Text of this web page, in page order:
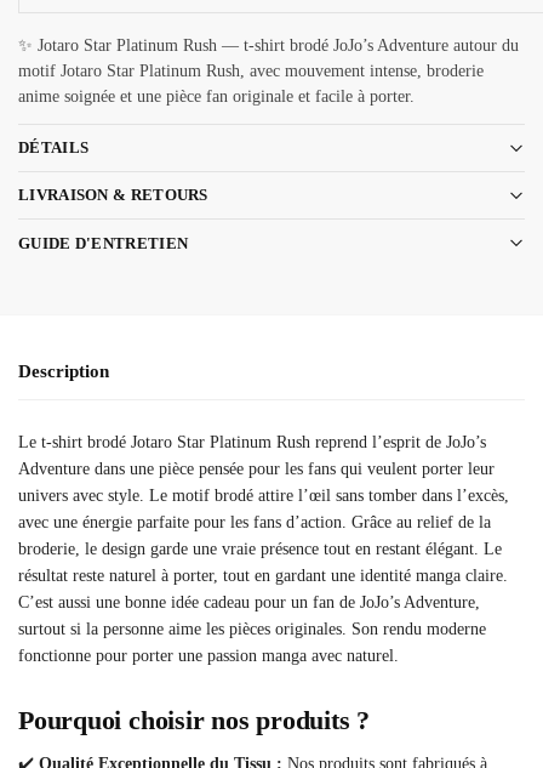
✨ Jotaro Star Platinum Rush — t-shirt brodé JoJo’s Adventure autour du
motif Jotaro Star Platinum Rush, avec mouvement intense, broderie
anime soignée et une pièce fan originale et facile à porter.
DÉTAILS
LIVRAISON & RETOURS
GUIDE D'ENTRETIEN
Description
Le t-shirt brodé Jotaro Star Platinum Rush reprend l’esprit de JoJo’s
Adventure dans une pièce pensée pour les fans qui veulent porter leur
univers avec style. Le motif brodé attire l’œil sans tomber dans l’excès,
avec une énergie parfaite pour les fans d’action. Grâce au relief de la
broderie, le design garde une vraie présence tout en restant élégant. Le
résultat reste naturel à porter, tout en gardant une identité manga claire.
C’est aussi une bonne idée cadeau pour un fan de JoJo’s Adventure,
surtout si la personne aime les pièces originales. Son rendu moderne
fonctionne pour porter une passion manga avec naturel.
Pourquoi choisir nos produits ?
✔️ Qualité Exceptionnelle du Tissu : Nos produits sont fabriqués à